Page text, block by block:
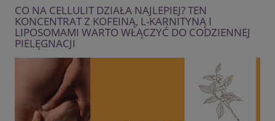
CO NA CELLULIT DZIAŁA NAJLEPIEJ? TEN
KONCENTRAT Z KOFEINĄ, L-KARNITYNĄ I
LIPOSOMAMI WARTO WŁĄCZYĆ DO CODZIENNEJ
PIELĘGNACJI